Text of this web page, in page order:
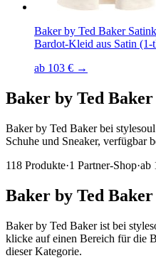
Baker by Ted Baker
Bardot-Kleid aus Satin (1-
ab 103 € →
Baker by Ted Baker
Baker by Ted Baker bei
Schuhe und Sneaker, verfügbar
118 Produkte·1 Partner-Shop·ab
Baker by Ted Baker
Baker by Ted Bakerist bei
klicke auf einen Bereich für die
dieser Kategorie.